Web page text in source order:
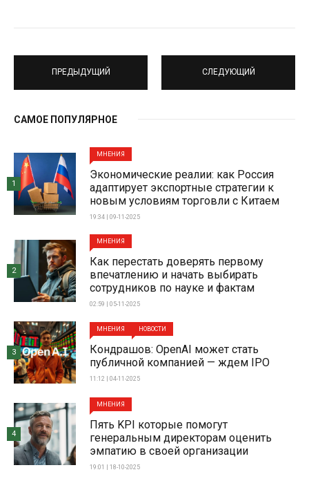
ПРЕДЫДУЩИЙ СЛЕДУЮЩИЙ
САМОЕ ПОПУЛЯРНОЕ
МНЕНИЯ
Экономические реалии: как Россия
адаптирует экспортные стратегии к
новым условиям торговли с Китаем
19:34 | 09-11-2025
1
МНЕНИЯ
Как перестать доверять первому
впечатлению и начать выбирать
сотрудников по науке и фактам
02:59 | 05-11-2025
2
МНЕНИЯ НОВОСТИ
Кондрашов: OpenAI может стать
публичной компанией — ждем IPO
11:12 | 04-11-2025
3
МНЕНИЯ
Пять KPI которые помогут
генеральным директорам оценить
эмпатию в своей организации
19:01 | 18-10-2025
4